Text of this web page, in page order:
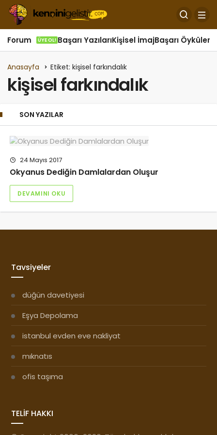
Forum ÜYE OL! Başarı YazılarıKişisel İmajBaşarı Öyküleri
Anasayfa Etiket: kişisel farkındalık
kişisel farkındalık
SON YAZILAR
24 Mayıs 2017
Okyanus Dediğin Damlalardan Oluşur
DEVAMINI OKU
Tavsiyeler
düğün davetiyesi
Eşya Depolama
istanbul evden eve nakliyat
mıknatıs
ofis taşıma
TELİF HAKKI